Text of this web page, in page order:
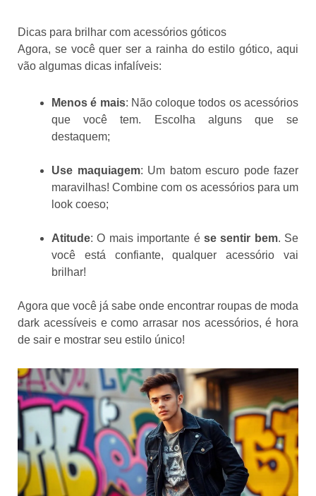
Dicas para brilhar com acessórios góticos
Agora, se você quer ser a rainha do estilo gótico, aqui
vão algumas dicas infalíveis:
Menos é mais: Não coloque todos os acessórios
que você tem. Escolha alguns que se
destaquem;
Use maquiagem: Um batom escuro pode fazer
maravilhas! Combine com os acessórios para um
look coeso;
Atitude: O mais importante é se sentir bem. Se
você está confiante, qualquer acessório vai
brilhar!
Agora que você já sabe onde encontrar roupas de moda
dark acessíveis e como arrasar nos acessórios, é hora
de sair e mostrar seu estilo único!